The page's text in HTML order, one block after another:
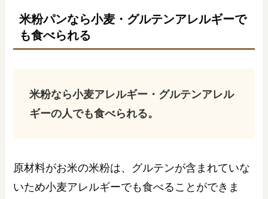
米粉パンなら小麦・グルテンアレルギーで
も食べられる
米粉なら小麦アレルギー・グルテンアレル
ギーの人でも食べられる。
原材料がお米の米粉は、グルテンが含まれていな
いため小麦アレルギーでも食べることができま